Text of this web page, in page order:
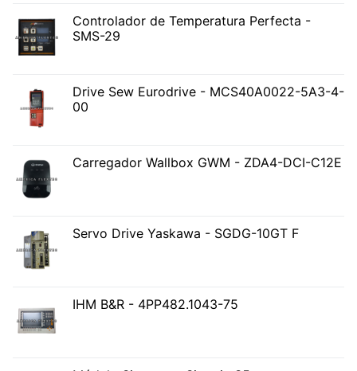
Controlador de Temperatura Perfecta -
SMS-29
Drive Sew Eurodrive - MCS40A0022-5A3-4-
00
Carregador Wallbox GWM - ZDA4-DCI-C12E
Servo Drive Yaskawa - SGDG-10GT F
IHM B&R - 4PP482.1043-75